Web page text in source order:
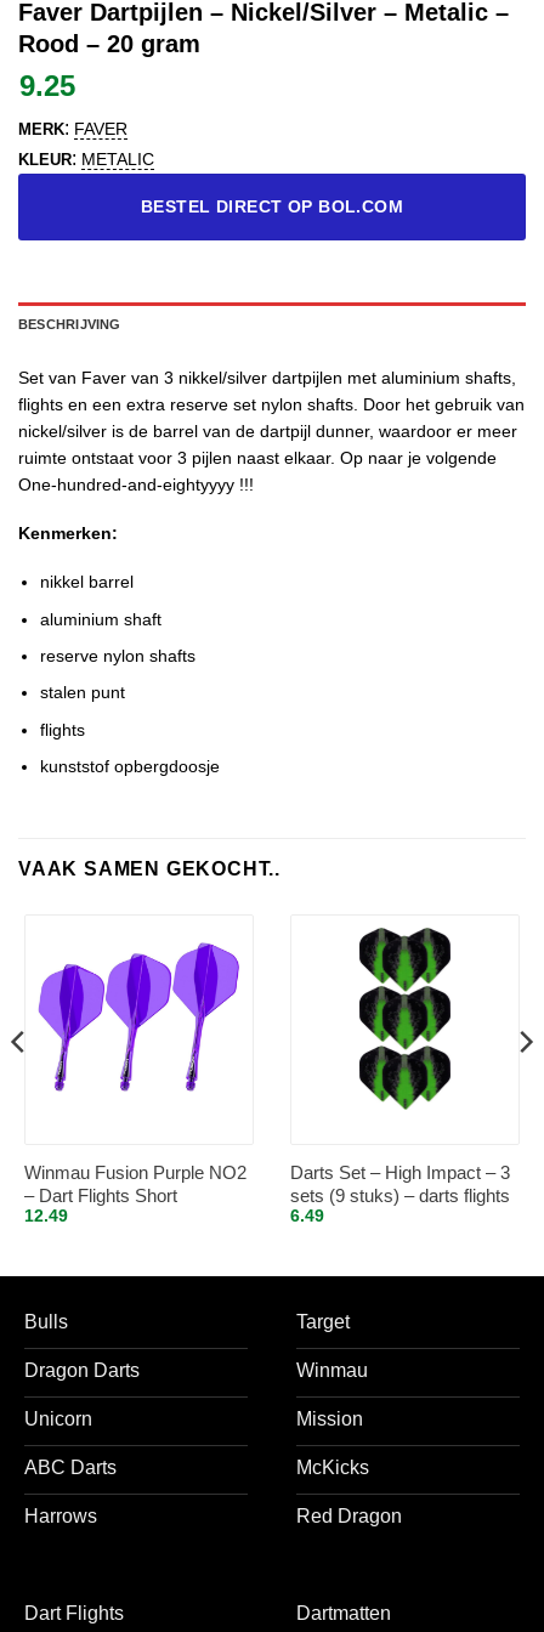
Faver Dartpijlen – Nickel/Silver – Metalic –
Rood – 20 gram
9.25
MERK: FAVER
KLEUR: METALIC
BESTEL DIRECT OP BOL.COM
BESCHRIJVING
Set van Faver van 3 nikkel/silver dartpijlen met aluminium shafts,
flights en een extra reserve set nylon shafts. Door het gebruik van
nickel/silver is de barrel van de dartpijl dunner, waardoor er meer
ruimte ontstaat voor 3 pijlen naast elkaar. Op naar je volgende
One-hundred-and-eightyyyy !!!
Kenmerken:
nikkel barrel
aluminium shaft
reserve nylon shafts
stalen punt
flights
kunststof opbergdoosje
VAAK SAMEN GEKOCHT..
Winmau Fusion Purple NO2
– Dart Flights Short
12.49
Darts Set – High Impact – 3
sets (9 stuks) – darts flights
– Best Getest – Groen
6.49
Bulls
Dragon Darts
Unicorn
ABC Darts
Harrows
Target
Winmau
Mission
McKicks
Red Dragon
Dart Flights Dartmatten